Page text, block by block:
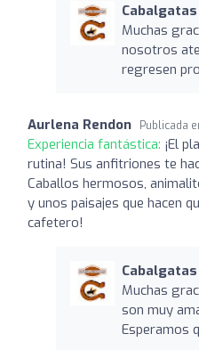
Muchas
nosotros
regresen
Aurlena Rendon Publicada
Experiencia fantástica: ¡El
rutina! Sus anfitriones te
Caballos hermosos,
y unos paisajes que hacen
cafetero!
Muchas
son muy
Esperamos